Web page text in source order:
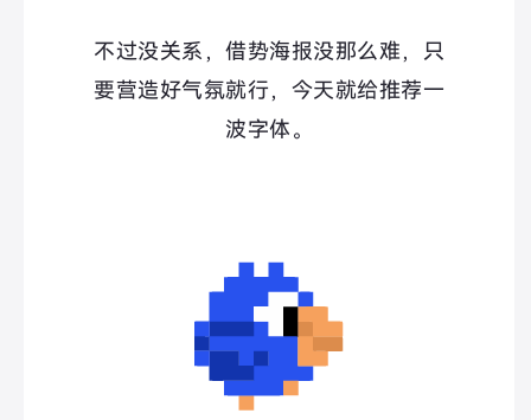
不过没关系，借势海报没那么难，只
要营造好气氛就行，今天就给推荐一
波字体。